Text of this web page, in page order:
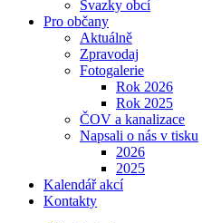
Svazky obcí
Pro občany
Aktuálně
Zpravodaj
Fotogalerie
Rok 2026
Rok 2025
ČOV a kanalizace
Napsali o nás v tisku
2026
2025
Kalendář akcí
Kontakty